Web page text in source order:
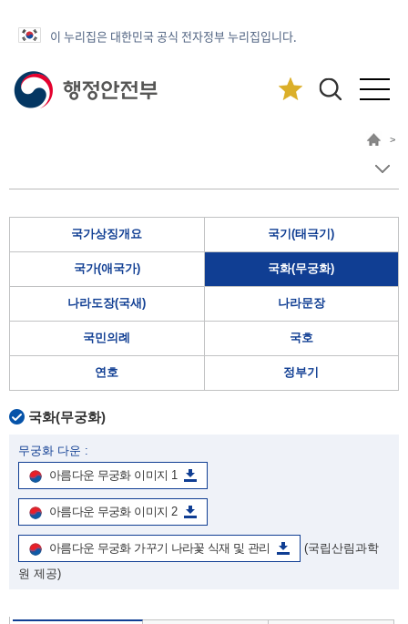
이 누리집은 대한민국 공식 전자정부 누리집입니다.
>
국가상징개요 국기(태극기)
국가(애국가) 국화(무궁화)
나라도장(국새) 나라문장
국민의례 국호
연호 정부기
국화(무궁화)
무궁화 다운 :
아름다운 무궁화 이미지 1
아름다운 무궁화 이미지 2
아름다운 무궁화 가꾸기 나라꽃 식재 및 관리
(국립산림과학
원 제공)